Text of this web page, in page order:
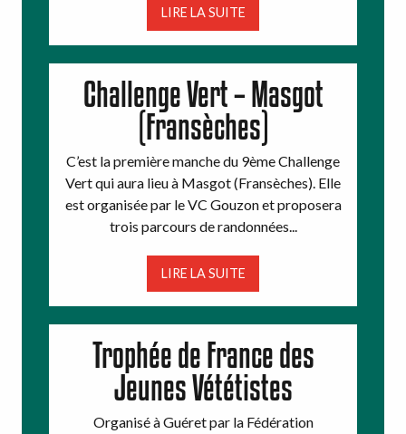
LIRE LA SUITE
Challenge Vert – Masgot
(Fransèches)
C’est la première manche du 9ème Challenge
Vert qui aura lieu à Masgot (Fransèches). Elle
est organisée par le VC Gouzon et proposera
trois parcours de randonnées...
LIRE LA SUITE
Trophée de France des
Jeunes Vététistes
Organisé à Guéret par la Fédération